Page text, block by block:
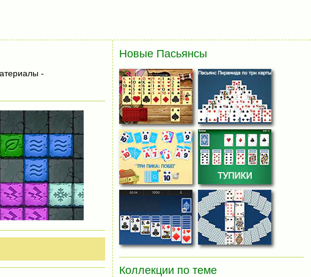
-
Новые Пасьянсы
Коллекции по теме